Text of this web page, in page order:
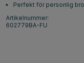
Perfekt för personlig
Artikelnummer:
602779BA-FU